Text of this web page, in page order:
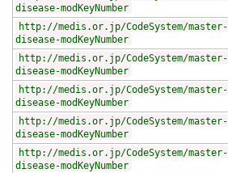
disease-modKeyNumber
http://medis.or.jp/CodeSystem/master-
disease-modKeyNumber
http://medis.or.jp/CodeSystem/master-
disease-modKeyNumber
http://medis.or.jp/CodeSystem/master-
disease-modKeyNumber
http://medis.or.jp/CodeSystem/master-
disease-modKeyNumber
http://medis.or.jp/CodeSystem/master-
disease-modKeyNumber